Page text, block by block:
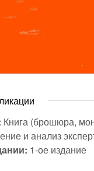
Книга (брошюра,
и анализ
1-ое издание